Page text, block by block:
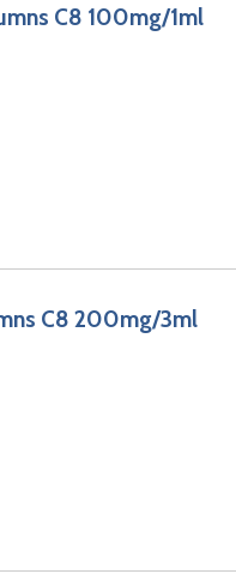
C8 100mg/1ml
C8 200mg/3ml